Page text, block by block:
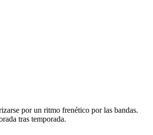
por un ritmo frenético por las bandas.
tras temporada.